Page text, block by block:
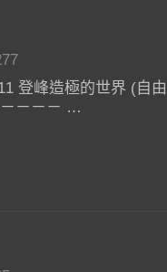
登峰造極的世界 (自由
－－－ …